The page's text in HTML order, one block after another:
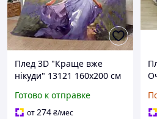
Плед 3D "Краще вже
нікуди" 13121 160х200 см
Готово к отправке
от274₴/мес